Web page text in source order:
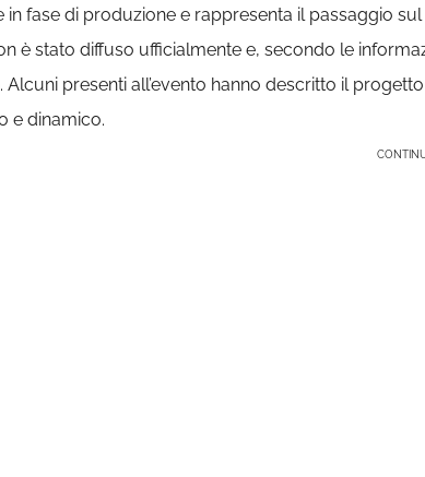
in fase di produzione e rappresenta il passaggio
è stato diffuso ufficialmente e, secondo le
Alcuni presenti all’evento hanno descritto il
e dinamico.